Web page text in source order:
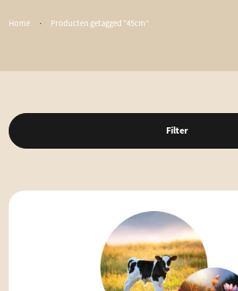
Home · Producten getagged “45cm”
Filter